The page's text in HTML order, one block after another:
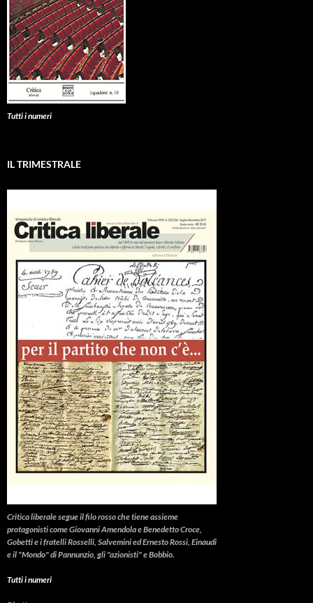
Tutti i numeri
IL TRIMESTRALE
Critica liberalesegue il filo rosso che tiene assieme
protagonisti come Giovanni Amendola e Benedetto Croce,
Gobetti e i fratelli Rosselli, Salvemini ed Ernesto Rossi, Einaudi
e il "Mondo" di Pannunzio, gli "azionisti" e Bobbio.
Tutti i numeri